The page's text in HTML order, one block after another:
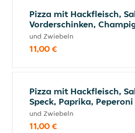
Pizza mit Hackfleisch,
Vorderschinken,
und Zwiebeln
11,00 €
Pizza mit Hackfleisch,
Speck, Paprika, Peperoni
und Zwiebeln
11,00 €